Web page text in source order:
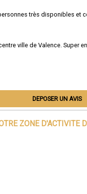
très disponibles et
ville de Valence. Super
DEPOSER UN AVIS
ZONE D'ACTIVITE